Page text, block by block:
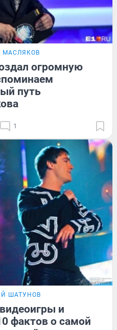
МАСЛЯКОВ
огромную
путь
1
ШАТУНОВ
и
фактов о самой